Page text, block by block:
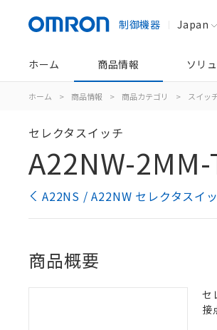
制御機器 Japan
ホーム 商品情報 ソリ
ホーム > 商品情報 > 商品カテゴリ > スイッ
セレクタスイッチ
A22NW-
A22NS / A22NW セレクタスイ
商品概要
セ
接